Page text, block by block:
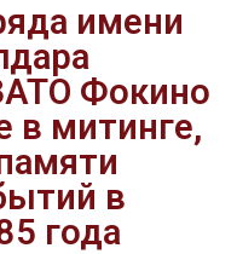
имени
Фокино
в митинге,
в
года